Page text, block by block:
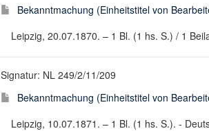
Bekanntmachung (Einheitstitel von
Leipzig, 20.07.1870. – 1 Bl. (1 hs. S.) / 1
Signatur: NL 249/2/11/209
Bekanntmachung (Einheitstitel von
Leipzig, 10.07.1871. – 1 Bl. (1 hs. S.). -